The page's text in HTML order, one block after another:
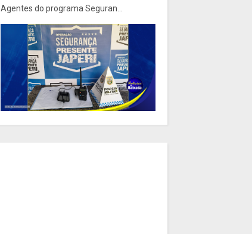
Agentes do programa Seguran...